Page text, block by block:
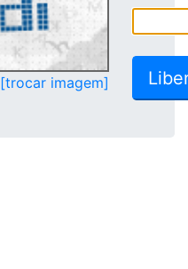
[trocar imagem]